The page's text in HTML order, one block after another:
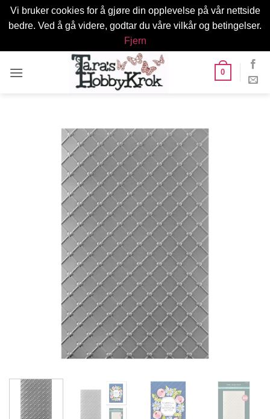
Vi bruker cookies for å gjøre din opplevelse på vår nettside
bedre. Ved å gå videre, godtar du våre vilkår og betingelser.
Fjern
0